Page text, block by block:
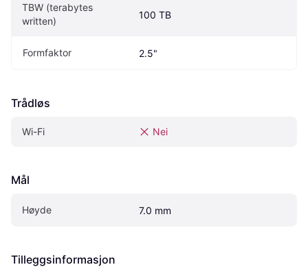
TBW (terabytes
written)
100 TB
Formfaktor 2.5"
Trådløs
Wi-Fi Nei
Mål
Høyde 7.0 mm
Tilleggsinformasjon